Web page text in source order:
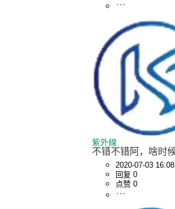
紫外線
不错不错阿，啥时
2020-07-03
回复 0
点赞 0